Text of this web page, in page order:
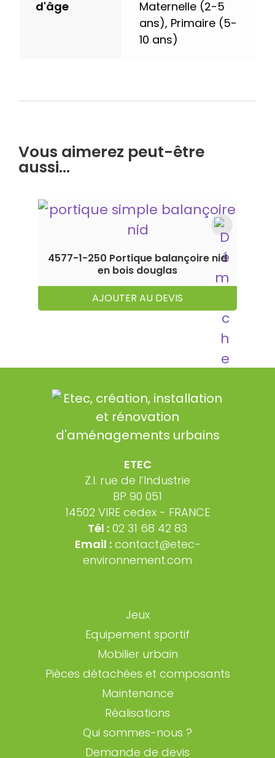
d'âge
Maternelle (2-5
ans), Primaire (5-
10 ans)
Vous aimerez peut-être
aussi…
4577-1-250 Portique balançoire nid
en bois douglas
AJOUTER AU DEVIS
ETEC
Z.I. rue de l’Industrie
BP 90 051
14502 VIRE cedex - FRANCE
Tél : 02 31 68 42 83
Email : contact@etec-
environnement.com
Jeux
Equipement sportif
Mobilier urbain
Pièces détachées et composants
Maintenance
Réalisations
Qui sommes-nous ?
Demande de devis